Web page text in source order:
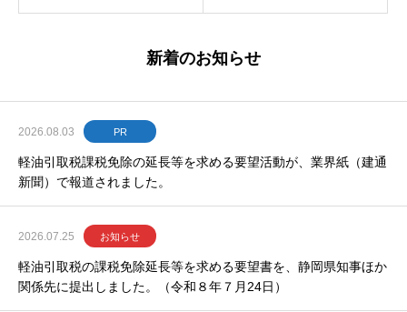
新着のお知らせ
2026.08.03 PR
軽油引取税課税免除の延長等を求める要望活動が、業界紙（建通
新聞）で報道されました。
2026.07.25 お知らせ
軽油引取税の課税免除延長等を求める要望書を、静岡県知事ほか
関係先に提出しました。（令和８年７月24日）